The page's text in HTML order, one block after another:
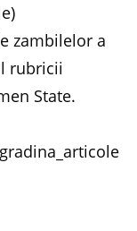
zambilelor a
rubricii
State.